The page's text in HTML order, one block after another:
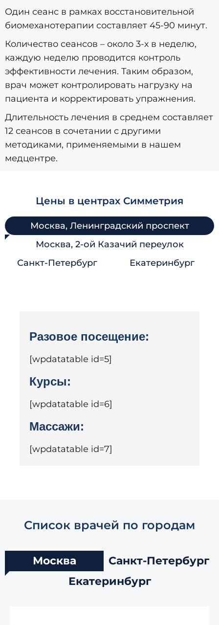
Один сеанс в рамках восстановительной
биомеханотерапии составляет 45-90 минут.
Количество сеансов – около 3-х в неделю,
каждую неделю проводится контроль
эффективности лечения. Таким образом,
врач может контролировать нагрузку на
пациента и корректировать упражнения.
Длительность лечения в среднем составляет
12 сеансов в сочетании с другими
методиками, применяемыми в нашем
медцентре.
Цены в центрах Симметрия
Москва, Ленинградский проспект
Москва, 2-ой Казачий переулок
Санкт-Петербург
Екатеринбург
Разовое посещение:
[wpdatatable id=5]
Курсы:
[wpdatatable id=6]
Массажи:
[wpdatatable id=7]
Список врачей по городам
Москва
Санкт-Петербург
Екатеринбург